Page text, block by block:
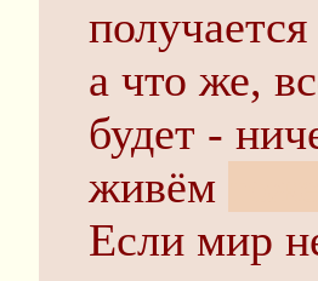
а что же,
будет -
живём
Если мир